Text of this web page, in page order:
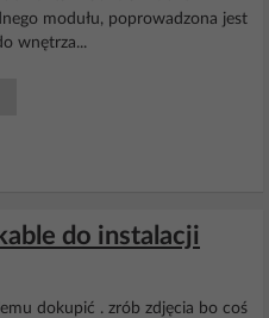
modułu, poprowadzona jest
wnętrza...
do instalacji
dokupić . zrób zdjęcia bo coś